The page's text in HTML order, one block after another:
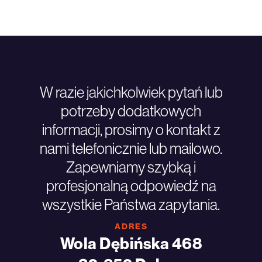
W razie jakichkolwiek pytań lub
potrzeby dodatkowych
informacji, prosimy o kontakt z
nami telefonicznie lub mailowo.
Zapewniamy szybką i
profesjonalną odpowiedź na
wszystkie Państwa zapytania.
ADRES
Wola Dębińska 468